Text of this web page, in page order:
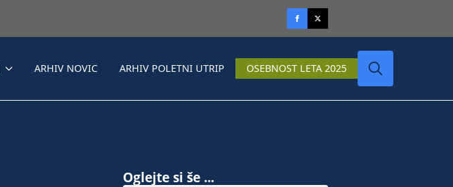
ARHIV NOVIC ARHIV POLETNI UTRIP OSEBNOST LETA 2025
Oglejte si še ...